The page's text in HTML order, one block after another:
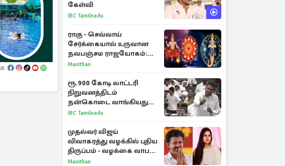
கேள்வி
IBC Tamilnadu
ராகு - செவ்வாய்
சேர்க்கையால் உருவான
நவபஞ்சம ராஜயோகம்:
அதிர்ஷ்டம் பெறும் 3
Manithan
ரூ.900 கோடி லாட்டரி
நிறுவனத்திடம்
நன்கொடை வாங்கியது
ஏன்? உதயநிதி - ஆதவ்
IBC Tamilnadu
முதல்வர் விஜய்
விவாகரத்து வழக்கில் புதிய
திருப்பம் - வழக்கை வாபஸ்
பெற்ற சங்கீதா!
Manithan